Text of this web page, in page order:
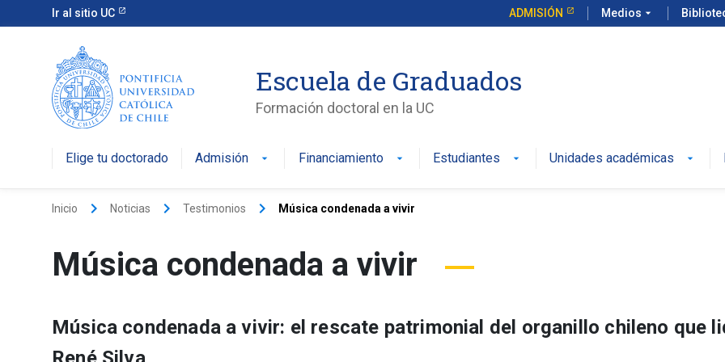
Ir al sitio UC ADMISIÓN Medios arrow_drop_down
Escuela de Graduados
Formación doctoral en la UC
Elige tu doctorado Admisión Financiamiento Estudiantes Unidades académicas
Inicio keyboard_arrow_right Noticias keyboard_arrow_right Testimonios keyboard_arrow_right Música condenada a vivir
Música condenada a vivir
Música condenada a vivir: el rescate patrimonial del organillo chileno que